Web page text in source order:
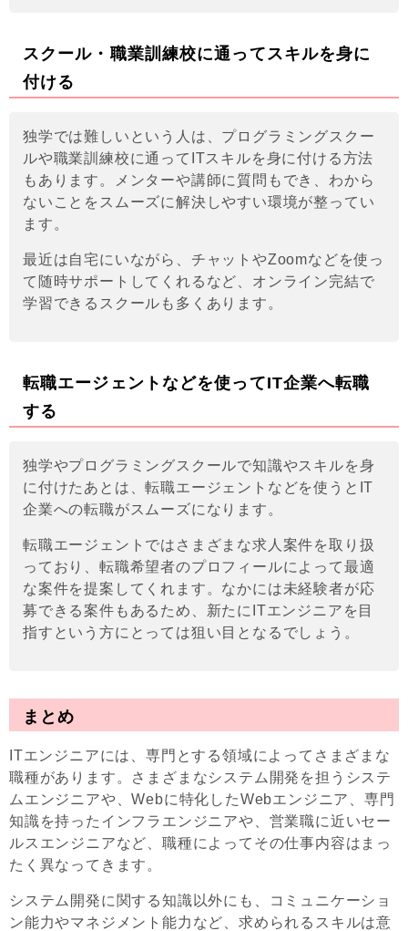
スクール・職業訓練校に通ってスキルを身に
付ける
独学では難しいという人は、プログラミングスクー
ルや職業訓練校に通ってITスキルを身に付ける方法
もあります。メンターや講師に質問もでき、わから
ないことをスムーズに解決しやすい環境が整ってい
ます。
最近は自宅にいながら、チャットやZoomなどを使っ
て随時サポートしてくれるなど、オンライン完結で
学習できるスクールも多くあります。
転職エージェントなどを使ってIT企業へ転職
する
独学やプログラミングスクールで知識やスキルを身
に付けたあとは、転職エージェントなどを使うとIT
企業への転職がスムーズになります。
転職エージェントではさまざまな求人案件を取り扱
っており、転職希望者のプロフィールによって最適
な案件を提案してくれます。なかには未経験者が応
募できる案件もあるため、新たにITエンジニアを目
指すという方にとっては狙い目となるでしょう。
まとめ
ITエンジニアには、専門とする領域によってさまざまな
職種があります。さまざまなシステム開発を担うシステ
ムエンジニアや、Webに特化したWebエンジニア、専門
知識を持ったインフラエンジニアや、営業職に近いセー
ルスエンジニアなど、職種によってその仕事内容はまっ
たく異なってきます。
システム開発に関する知識以外にも、コミュニケーショ
ン能力やマネジメント能力など、求められるスキルは意